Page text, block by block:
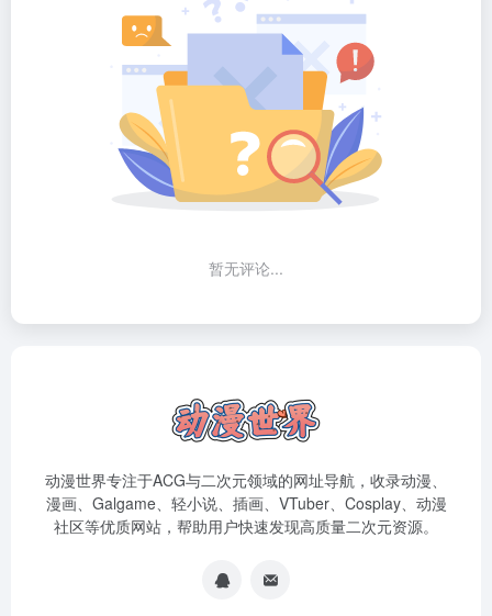
暂无评论...
动漫世界专注于ACG与二次元领域的网址导航，收录动漫、
漫画、Galgame、轻小说、插画、VTuber、Cosplay、动漫
社区等优质网站，帮助用户快速发现高质量二次元资源。